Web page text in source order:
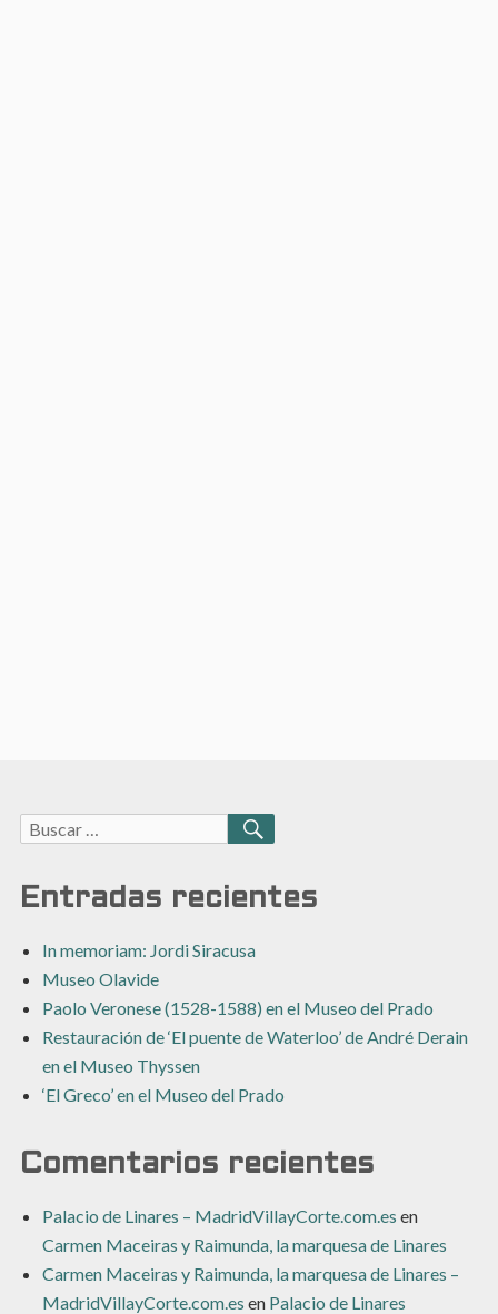
Buscar:
BUSCAR
Entradas recientes
In memoriam: Jordi Siracusa
Museo Olavide
Paolo Veronese (1528-1588) en el Museo del Prado
Restauración de ‘El puente de Waterloo’ de André Derain
en el Museo Thyssen
‘El Greco’ en el Museo del Prado
Comentarios recientes
Palacio de Linares – MadridVillayCorte.com.es en
Carmen Maceiras y Raimunda, la marquesa de Linares
Carmen Maceiras y Raimunda, la marquesa de Linares –
MadridVillayCorte.com.es en Palacio de Linares